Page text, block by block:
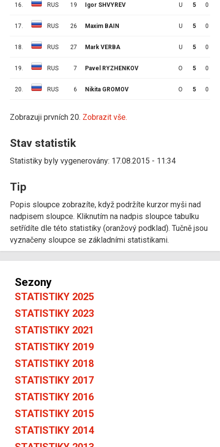
16. RUS 19 Igor SHVYREV U 5 0
17. RUS 26 Maxim BAIN U 5 0
18. RUS 27 Mark VERBA U 5 0
19. RUS 7 Pavel RYZHENKOV O 5 0
20. RUS 6 Nikita GROMOV O 5 0
Zobrazuji prvních 20. Zobrazit vše.
Stav statistik
Statistiky byly vygenerovány: 17.08.2015 - 11:34
Tip
Popis sloupce zobrazíte, když podržíte kurzor myši nad
nadpisem sloupce. Kliknutím na nadpis sloupce tabulku
setřídíte dle této statistiky (oranžový podklad). Tučně jsou
vyznačeny sloupce se základními statistikami.
Sezony
STATISTIKY 2025
STATISTIKY 2023
STATISTIKY 2021
STATISTIKY 2019
STATISTIKY 2018
STATISTIKY 2017
STATISTIKY 2016
STATISTIKY 2015
STATISTIKY 2014